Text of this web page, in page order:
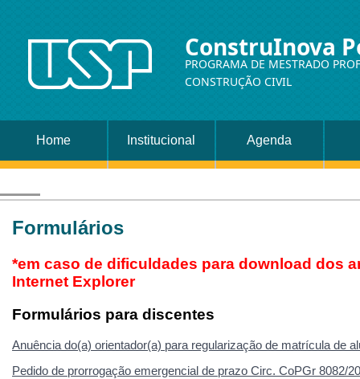
ConstruInova
PROGRAMA DE MESTRADO
CONSTRUÇÃO CIVIL
Home Institucional Agenda
Formulários
*em caso de dificuldades para download dos
Internet Explorer
Formulários para discentes
Anuência do(a) orientador(a) para regularização de matrícula de
Pedido de prorrogação emergencial de prazo Circ. CoPGr 8082/